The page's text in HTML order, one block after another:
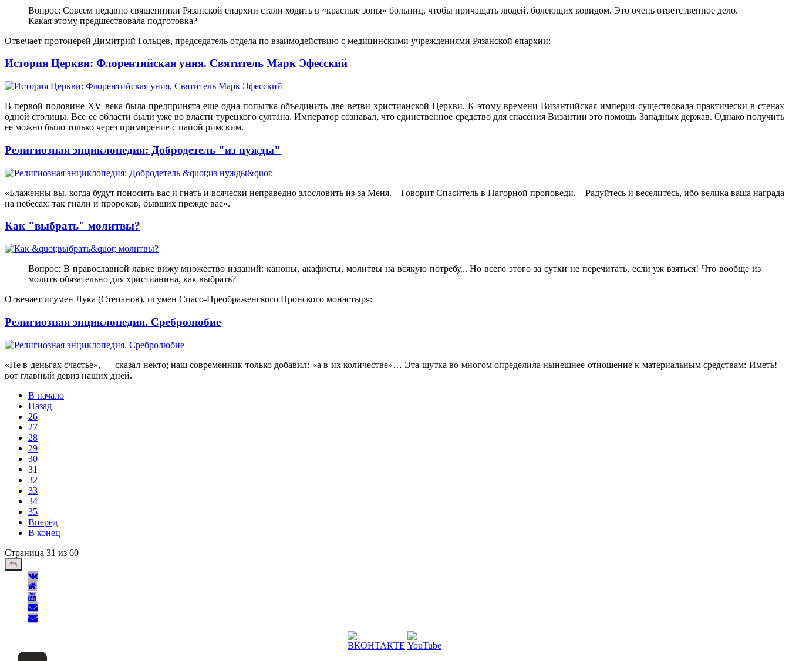
Вопрос: Совсем недавно священники Рязанской епархии стали ходить в «красные зоны» больниц, чтобы причащать людей, болеющих ковидом. Это очень ответственное дело.
Какая этому предшествовала подготовка?
Отвечает протоиерей Димитрий Гольцев, председатель отдела по взаимодействию с медицинскими учреждениями Рязанской епархии:
История Церкви: Флорентийская уния. Святитель Марк Эфесский
В первой половине XV века была предпринята еще одна попытка объединить две ветви христианской Церкви. К этому времени Византийская империя существовала практически в стенах
одной столицы. Все ее области были уже во власти турецкого султана. Император сознавал, что единственное средство для спасения Византии это помощь Западных держав. Однако получить
ее можно было только через примирение с папой римским.
Религиозная энциклопедия: Добродетель "из нужды"
«Блаженны вы, когда будут поносить вас и гнать и всячески неправедно злословить из-за Меня. – Говорит Спаситель в Нагорной проповеди. – Радуйтесь и веселитесь, ибо велика ваша награда
на небесах: так гнали и пророков, бывших прежде вас».
Как "выбрать" молитвы?
Вопрос: В православной лавке вижу множество изданий: каноны, акафисты, молитвы на всякую потребу... Но всего этого за сутки не перечитать, если уж взяться! Что вообще из
молитв обязательно для христианина, как выбрать?
Отвечает игумен Лука (Степанов), игумен Спасо-Преображенского Пронского монастыря:
Религиозная энциклопедия. Сребролюбие
«Не в деньгах счастье», — сказал некто; наш современник только добавил: «а в их количестве»… Эта шутка во многом определила нынешнее отношение к материальным средствам: Иметь! –
вот главный девиз наших дней.
В начало
Назад
26
27
28
29
30
31
32
33
34
35
Вперёд
В конец
Страница 31 из 60